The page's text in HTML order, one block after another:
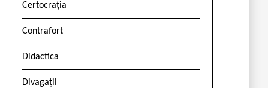
Certocrația
Contrafort
Didactica
Divagații